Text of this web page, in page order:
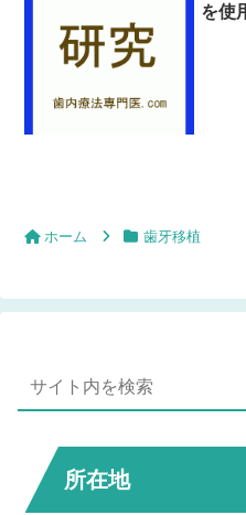
を使
ホーム 歯牙移植
所在地